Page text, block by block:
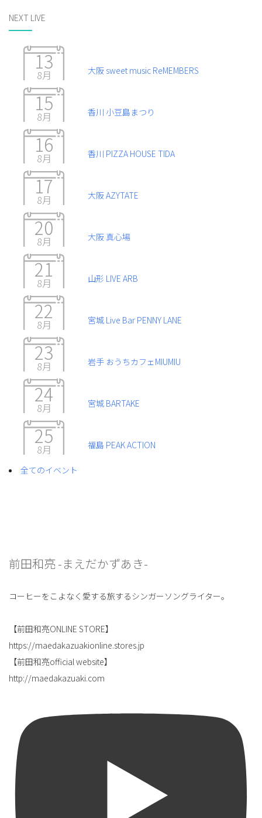
NEXT LIVE
13
8月 大阪 sweet music ReMEMBERS
15
8月 香川 小豆島まつり
16
8月 香川 PIZZA HOUSE TIDA
17
8月 大阪 AZYTATE
20
8月 大阪 真心場
21
8月 山形 LIVE ARB
22
8月 宮城 Live Bar PENNY LANE
23
8月 岩手 おうちカフェMIUMIU
24
8月 宮城 BARTAKE
25
8月 福島 PEAK ACTION
全てのイベント
前田和亮 -まえだかずあき-
コーヒーをこよなく愛する旅するシンガーソングライター。
【前田和亮ONLINE STORE】
https://maedakazuakionline.stores.jp
【前田和亮official website】
http://maedakazuaki.com